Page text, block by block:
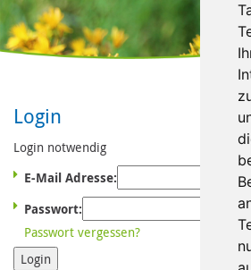
Login
Login notwendig
E-Mail Adresse:
Passwort:
Passwort vergessen?
Login